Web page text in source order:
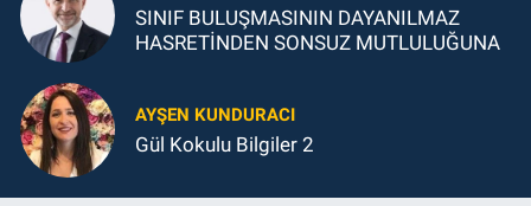
SINIF BULUŞMASININ DAYANILMAZ
HASRETİNDEN SONSUZ MUTLULUĞUNA
AYŞEN KUNDURACI
Gül Kokulu Bilgiler 2